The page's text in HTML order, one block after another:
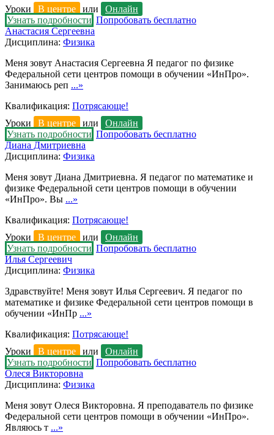
Уроки В центре или
Онлайн
Узнать подробности Попробовать бесплатно
Анастасия Сергеевна
Дисциплина: Физика
Меня зовут Анастасия Сергеевна Я педагог по физике
Федеральной сети центров помощи в обучении «ИнПро».
Занимаюсь реп ...»
Квалификация: Потрясающе!
Уроки
В центре или
Онлайн
Узнать подробности Попробовать бесплатно
Диана Дмитриевна
Дисциплина: Физика
Меня зовут Диана Дмитриевна. Я педагог по математике и
физике Федеральной сети центров помощи в обучении
«ИнПро». Вы ...»
Квалификация: Потрясающе!
Уроки
В центре или
Онлайн
Узнать подробности Попробовать бесплатно
Илья Сергеевич
Дисциплина: Физика
Здравствуйте! Меня зовут Илья Сергеевич. Я педагог по
математике и физике Федеральной сети центров помощи в
обучении «ИнПр ...»
Квалификация: Потрясающе!
Уроки
В центре или
Онлайн
Узнать подробности Попробовать бесплатно
Олеся Викторовна
Дисциплина: Физика
Меня зовут Олеся Викторовна. Я преподаватель по физике
Федеральной сети центров помощи в обучении «ИнПро».
Являюсь т ...»